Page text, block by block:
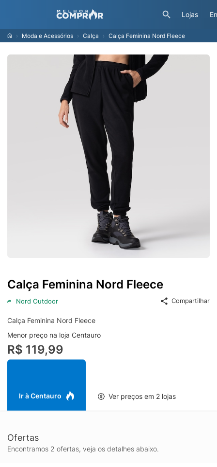
Lojas
Moda e Acessórios Calça Calça Feminina Nord Fleece
Calça Feminina Nord Fleece
Nord Outdoor Compartilhar
Calça Feminina Nord Fleece
Menor preço na loja Centauro
R$ 119,99
Ir à Centauro Ver preços em 2 lojas
Ofertas
Encontramos 2 ofertas, veja os detalhes abaixo.